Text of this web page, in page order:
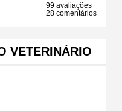
99 avaliações
28 comentários
VETERINÁRIO